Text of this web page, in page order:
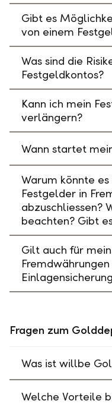
Gibt es
von einem
Was sind die
Festgeldkontos?
Kann ich mein
verlängern?
Wann startet
Warum könnte
Festgelder in
abzuschliessen?
beachten? Gibt
Gilt auch für
Fragen zum
Was ist willbe
Welche Vorteile